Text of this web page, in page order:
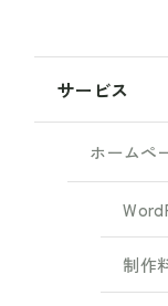
サービス
ホームペ
制作